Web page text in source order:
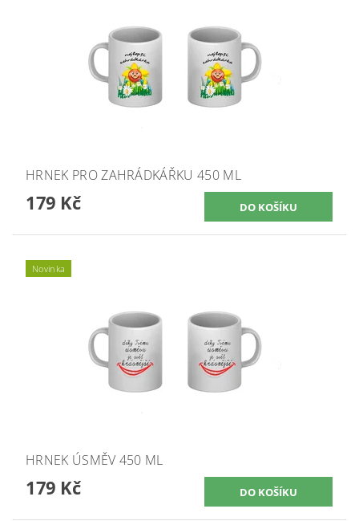
HRNEK PRO ZAHRÁDKÁŘKU 450 ML
179 Kč
Novinka
HRNEK ÚSMĚV 450 ML
179 Kč